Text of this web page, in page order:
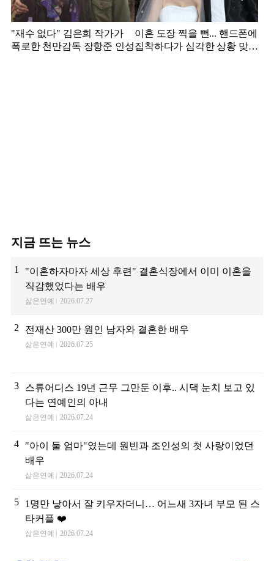
"재수 없다" 김은희 작가가
폭로한 천만감독 장항준 인성
이혼 도장 찍을 뻔... 핸드폰에
집착하다가 심각한 상황 맞은
지금 뜨는 뉴스
1
"이혼하자마자 세상 후련" 결혼식장에서 이미 이혼을
직감했었다는 배우
삶은연예 2026.07.27
2 전재산 300만 원인 남자와 결혼한 배우
삶은연예 2026.07.25
3
스튜어디스 19년 근무 그만둔 이후.. 시댁 눈치 보고 있
다는 연예인의 아내
삶은연예 2026.07.24
4
"아이 둘 엄마"였는데 원빈과 조인성의 첫 사랑이었던
배우
삶은연예 2026.07.24
5
1명만 낳아서 잘 키우자더니… 어느새 3자녀 부모 된 스
타커플 ❤️
삶은연예 2026.07.24